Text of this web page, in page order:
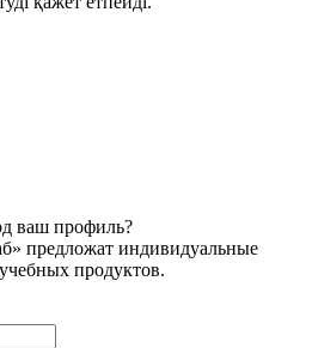
ваш профиль?
предложат индивидуальные
продуктов.